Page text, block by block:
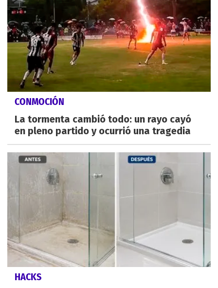
CONMOCIÓN
La tormenta cambió todo: un rayo cayó
en pleno partido y ocurrió una tragedia
HACKS